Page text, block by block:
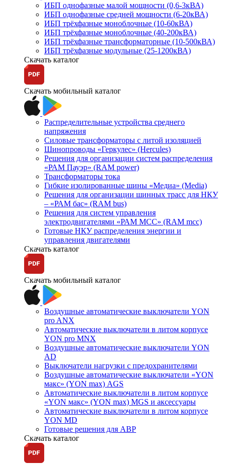
ИБП однофазные малой мощности (0,6-3кВА)
ИБП однофазные средней мощности (6-20кВА)
ИБП трёхфазные моноблочные (10-60кВА)
ИБП трёхфазные моноблочные (40-200кВА)
ИБП трёхфазные трансформаторные (10-500кВА)
ИБП трёхфазные модульные (25-1200кВА)
Скачать каталог
Скачать мобильный каталог
Распределительные устройства среднего
напряжения
Силовые трансформаторы с литой изоляцией
Шинопроводы «Геркулес» (Hercules)
Решения для организации систем распределения
«РАМ Пауэр» (RAM power)
Трансформаторы тока
Гибкие изолированные шины «Медиа» (Media)
Решения для организации шинных трасс для НКУ
– «РАМ бас» (RAM bus)
Решения для систем управления
электродвигателями «РАМ МСС» (RAM mcc)
Готовые НКУ распределения энергии и
управления двигателями
Скачать каталог
Скачать мобильный каталог
Воздушные автоматические выключатели YON
pro ANX
Автоматические выключатели в литом корпусе
YON pro MNX
Воздушные автоматические выключатели YON
AD
Выключатели нагрузки с предохранителями
Воздушные автоматические выключатели «YON
макс» (YON max) AGS
Автоматические выключатели в литом корпусе
«YON макс» (YON max) MGS и аксессуары
Автоматические выключатели в литом корпусе
YON MD
Готовые решения для АВР
Скачать каталог